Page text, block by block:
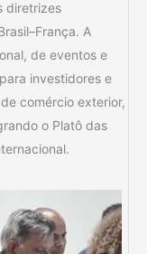
diretrizes
A
de eventos e
investidores e
comércio exterior,
o Platô das